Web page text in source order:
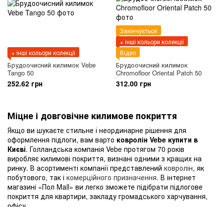
+ інші кольори колекції
Брудоочисний килимок Vebe
Tango 50
252.62 грн
Закінчується
+ інші кольори колекції
Відео
Брудоочисний килимок
Chromofloor Oriental Patch 50
312.00 грн
Міцне і довговічне килимове покриття
Якщо ви шукаєте стильне і неординарне рішення для
оформлення підлоги, вам варто ковролін Vebe купити в
Києві. Голландська компанія Vebe протягом 70 років
виробляє килимові покриття, визнані одними з кращих на
ринку. В асортименті компанії представлений ковролін, як
побутового, так і комерційного призначення. В інтернет
магазині «Пол Mall» ви легко зможете підібрати підлогове
покриття для квартири, закладу громадського харчування,